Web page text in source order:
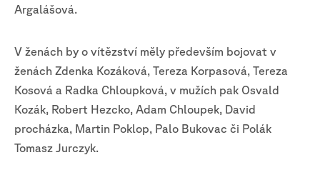
Argalášová.
V ženách by o vítězství měly především bojovat v
ženách Zdenka Kozáková, Tereza Korpasová, Tereza
Kosová a Radka Chloupková, v mužích pak Osvald
Kozák, Robert Hezcko, Adam Chloupek, David
procházka, Martin Poklop, Palo Bukovac či Polák
Tomasz Jurczyk.